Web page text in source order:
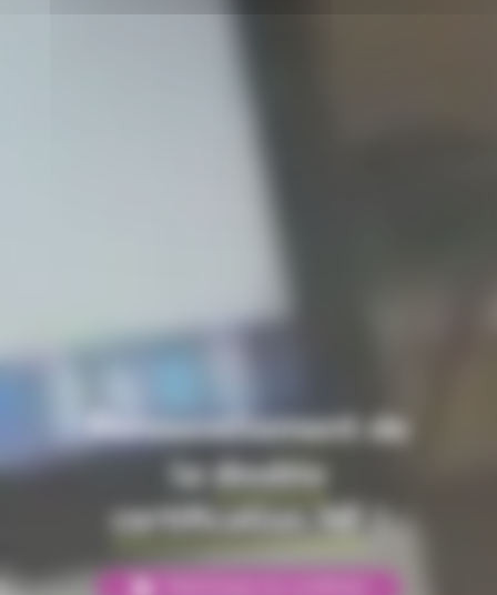
CALYPSO: GmVet
est qualifié conforme
!